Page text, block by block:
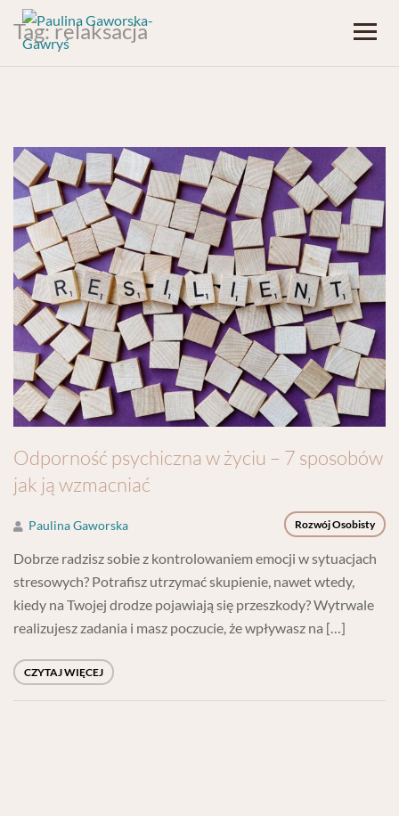
Tag:relaksacja
Odporność psychiczna w życiu – 7 sposobów
jak ją wzmacniać
Rozwój Osobisty
Paulina Gaworska
Dobrze radzisz sobie z kontrolowaniem emocji w sytuacjach
stresowych? Potrafisz utrzymać skupienie, nawet wtedy,
kiedy na Twojej drodze pojawiają się przeszkody? Wytrwale
realizujesz zadania i masz poczucie, że wpływasz na […]
CZYTAJ WIĘCEJ